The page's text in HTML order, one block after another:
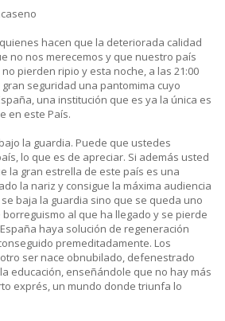
hacen que la deteriorada calidad
no nos merecemos y que nuestro país
pierden ripio y esta noche, a las 21:00
seguridad una pantomima cuyo
una institución que es ya la única es
en este País.
la guardia. Puede que ustedes
lo que es de apreciar. Si además usted
la gran estrella de este país es una
la nariz y consigue la máxima audiencia
baja la guardia sino que se queda uno
al que ha llegado y se pierde
haya solución de regeneración
premeditadamente. Los
ser nace obnubilado, defenestrado
educación, enseñándole que no hay más
exprés, un mundo donde triunfa lo